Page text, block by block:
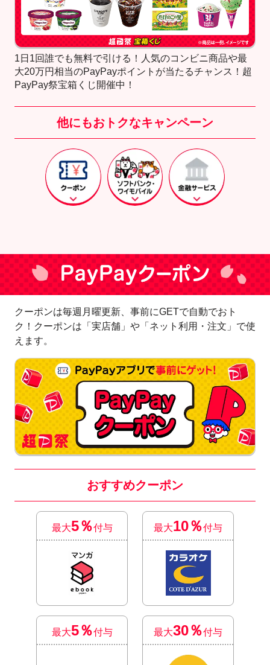
1日1回誰でも無料で引ける！人気のコンビニ商品や最
大20万円相当のPayPayポイントが当たるチャンス！超
PayPay祭宝箱くじ開催中！
他にもおトクなキャンペーン
クーポンは毎週月曜更新、事前にGETで自動でおト
ク！クーポンは「実店舗」や「ネット利用・注文」で使
えます。
おすすめクーポン
最大5％付与 最大10％付与
最大5％付与 最大30％付与